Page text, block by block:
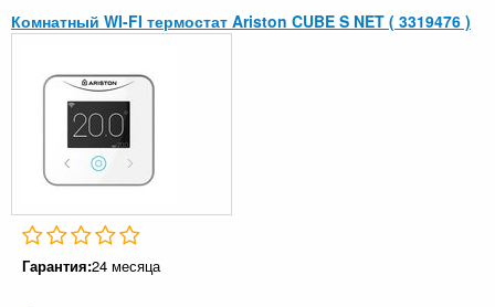
Комнатный WI-FI термостат Ariston CUBE S NET ( 3319476 )
Гарантия:24 месяца